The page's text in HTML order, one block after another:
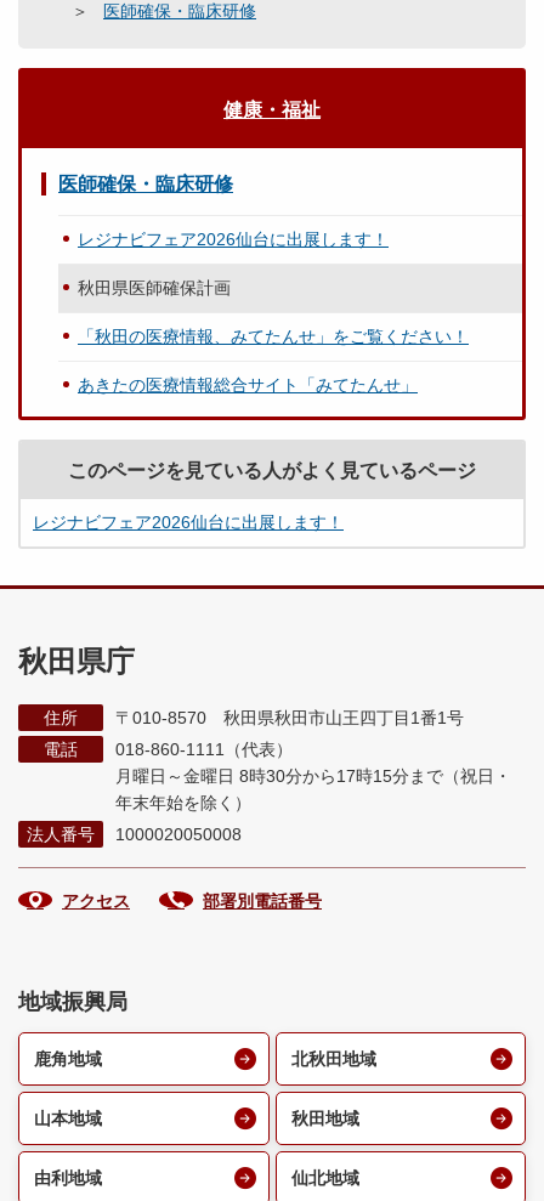
医師確保・臨床研修
健康・福祉
医師確保・臨床研修
レジナビフェア2026仙台に出展します！
秋田県医師確保計画
「秋田の医療情報、みてたんせ」をご覧ください！
あきたの医療情報総合サイト「みてたんせ」
このページを見ている人がよく見ているページ
レジナビフェア2026仙台に出展します！
秋田県庁
住所
〒010-8570 秋田県秋田市山王四丁目1番1号
電話
018-860-1111（代表）
月曜日～金曜日 8時30分から17時15分まで （祝日・
年末年始を除く）
法人番号
1000020050008
アクセス 部署別電話番号
地域振興局
鹿角地域 北秋田地域
山本地域 秋田地域
由利地域 仙北地域